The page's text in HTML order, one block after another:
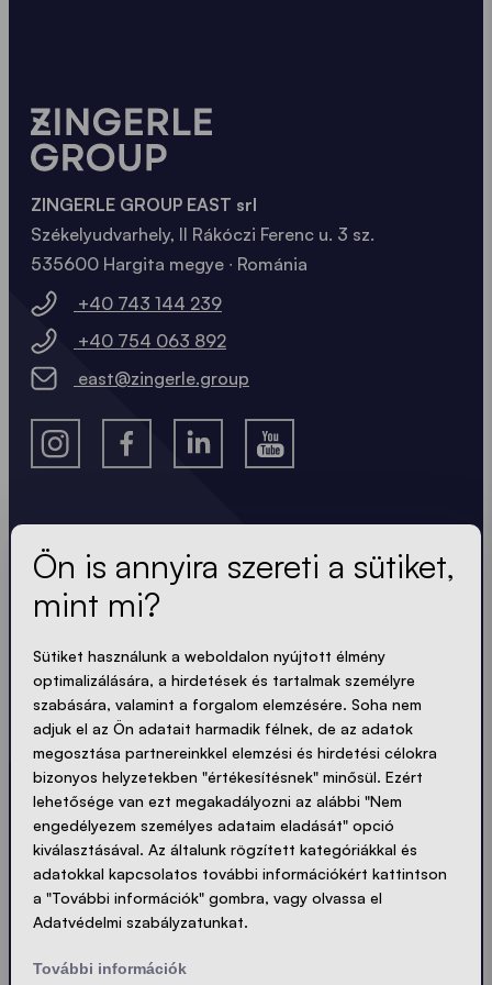
A legfrissebb hírek.
Mindig naprakész. Nincs spam! Rövid, ropogós és
ADATVÉDELEM ELFOGADÁSA
Küldés
LOADING - LOADING - LOADING - LOADING -
Cookies
Kapcsolatfelvétel
ZINGERLE GROUP EAST srl
Székelyudvarhely, II Rákóczi Ferenc u. 3 sz.
535600 Hargita megye ∙ Románia
+40 743 144 239
+40 754 063 892
east@zingerle.group
Ön is annyira szereti a sütiket,
mint mi?
Sütiket használunk a weboldalon nyújtott élmény
optimalizálására, a hirdetések és tartalmak személyre
szabására, valamint a forgalom elemzésére. Soha nem
adjuk el az Ön adatait harmadik félnek, de az adatok
megosztása partnereinkkel elemzési és hirdetési célokra
bizonyos helyzetekben "értékesítésnek" minősül. Ezért
lehetősége van ezt megakadályozni az alábbi "Nem
engedélyezem személyes adataim eladását" opció
kiválasztásával. Az általunk rögzített kategóriákkal és
adatokkal kapcsolatos további információkért kattintson
a "További információk" gombra, vagy olvassa el
Adatvédelmi szabályzatunkat.
További információk